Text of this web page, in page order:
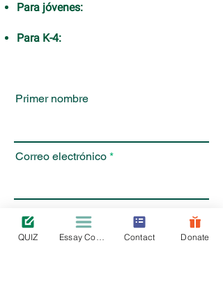
Para jóvenes:
Para K-4:
Primer nombre
Correo electrónico
Grupo de edad
QUIZ Contact Donate